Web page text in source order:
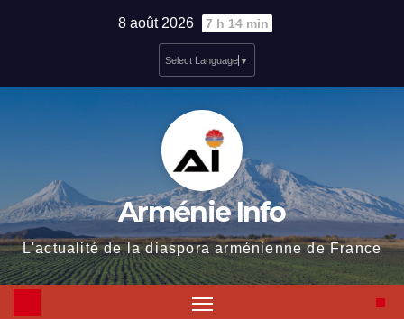
8 août 2026 7 h 14 min
Select Language ▼
Arménie Info
L'actualité de la diaspora arménienne de France